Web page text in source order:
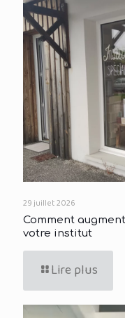
29 juillet 2026
Comment
votre institut
Lire plus